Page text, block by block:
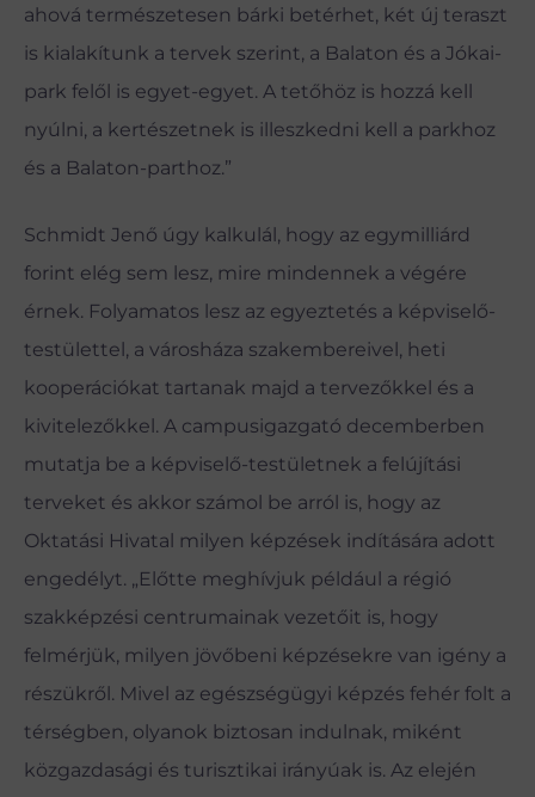
ahová természetesen bárki betérhet, két új teraszt
is kialakítunk a tervek szerint, a Balaton és a Jókai-
park felől is egyet-egyet. A tetőhöz is hozzá kell
nyúlni, a kertészetnek is illeszkedni kell a parkhoz
és a Balaton-parthoz.”
Schmidt Jenő úgy kalkulál, hogy az egymilliárd
forint elég sem lesz, mire mindennek a végére
érnek. Folyamatos lesz az egyeztetés a képviselő-
testülettel, a városháza szakembereivel, heti
kooperációkat tartanak majd a tervezőkkel és a
kivitelezőkkel. A campusigazgató decemberben
mutatja be a képviselő-testületnek a felújítási
terveket és akkor számol be arról is, hogy az
Oktatási Hivatal milyen képzések indítására adott
engedélyt. „Előtte meghívjuk például a régió
szakképzési centrumainak vezetőit is, hogy
felmérjük, milyen jövőbeni képzésekre van igény a
részükről. Mivel az egészségügyi képzés fehér folt a
térségben, olyanok biztosan indulnak, miként
közgazdasági és turisztikai irányúak is. Az elején